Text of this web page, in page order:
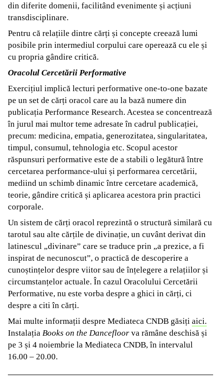
din diferite domenii, facilitând evenimente și acțiuni
transdisciplinare.
Pentru că relațiile dintre cărți și concepte creează lumi
posibile prin intermediul corpului care operează cu ele și
cu propria gândire critică.
Oracolul Cercetării Performative
Exercițiul implică lecturi performative one-to-one bazate
pe un set de cărți oracol care au la bază numere din
publicația Performance Research. Acestea se concentrează
în jurul mai multor teme adresate în cadrul publicației,
precum: medicina, empatia, generozitatea, singularitatea,
timpul, consumul, tehnologia etc. Scopul acestor
răspunsuri performative este de a stabili o legătură între
cercetarea performance-ului și performarea cercetării,
mediind un schimb dinamic între cercetare academică,
teorie, gândire critică și aplicarea acestora prin practici
corporale.
Un sistem de cărți oracol reprezintă o structură similară cu
tarotul sau alte cărțile de divinație, un cuvânt derivat din
latinescul „divinare” care se traduce prin „a prezice, a fi
inspirat de necunoscut”, o practică de descoperire a
cunoștințelor despre viitor sau de înțelegere a relațiilor și
circumstanțelor actuale. În cazul Oracolului Cercetării
Performative, nu este vorba despre a ghici in cărți, ci
despre a citi în cărți.
Mai multe informații despre Mediateca CNDB găsiți aici.
Instalația Books on the Dancefloor va rămâne deschisă și
pe 3 și 4 noiembrie la Mediateca CNDB, în intervalul
16.00 – 20.00.